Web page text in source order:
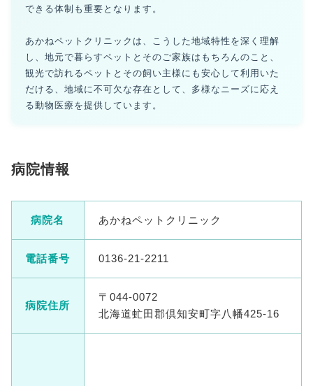
できる体制も重要となります。
あかねペットクリニックは、こうした地域特性を深く理解
し、地元で暮らすペットとそのご家族はもちろんのこと、
観光で訪れるペットとその飼い主様にも安心して利用いた
だける、地域に不可欠な存在として、多様なニーズに応え
る動物医療を提供しています。
病院情報
病院名 あかねペットクリニック
電話番号 0136-21-2211
病院住所
〒044-0072
北海道虻田郡倶知安町字八幡425-16